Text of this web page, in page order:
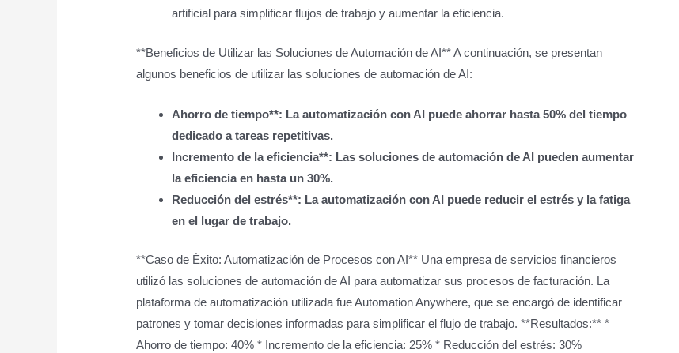
artificial para simplificar flujos de trabajo y aumentar la eficiencia.
**Beneficios de Utilizar las Soluciones de Automación de AI** A continuación, se presentan
algunos beneficios de utilizar las soluciones de automación de AI:
Ahorro de tiempo**: La automatización con AI puede ahorrar hasta 50% del tiempo
dedicado a tareas repetitivas.
Incremento de la eficiencia**: Las soluciones de automación de AI pueden aumentar
la eficiencia en hasta un 30%.
Reducción del estrés**: La automatización con AI puede reducir el estrés y la fatiga
en el lugar de trabajo.
**Caso de Éxito: Automatización de Procesos con AI** Una empresa de servicios financieros
utilizó las soluciones de automación de AI para automatizar sus procesos de facturación. La
plataforma de automatización utilizada fue Automation Anywhere, que se encargó de identificar
patrones y tomar decisiones informadas para simplificar el flujo de trabajo. **Resultados:** *
Ahorro de tiempo: 40% * Incremento de la eficiencia: 25% * Reducción del estrés: 30%